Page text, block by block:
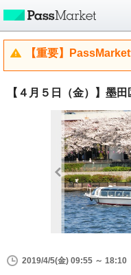
【重要】
【４月５日（金）】墨
2019/4/5(金) 09:55 ～ 18:10